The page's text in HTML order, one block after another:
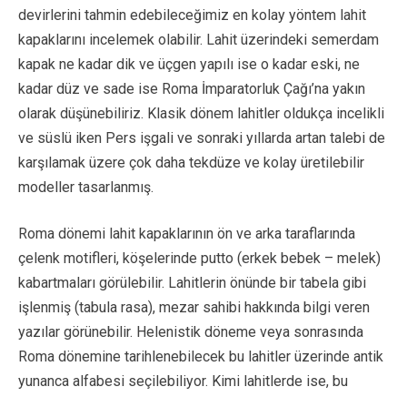
devirlerini tahmin edebileceğimiz en kolay yöntem lahit
kapaklarını incelemek olabilir. Lahit üzerindeki semerdam
kapak ne kadar dik ve üçgen yapılı ise o kadar eski, ne
kadar düz ve sade ise Roma İmparatorluk Çağı’na yakın
olarak düşünebiliriz. Klasik dönem lahitler oldukça incelikli
ve süslü iken Pers işgali ve sonraki yıllarda artan talebi de
karşılamak üzere çok daha tekdüze ve kolay üretilebilir
modeller tasarlanmış.
Roma dönemi lahit kapaklarının ön ve arka taraflarında
çelenk motifleri, köşelerinde putto (erkek bebek – melek)
kabartmaları görülebilir. Lahitlerin önünde bir tabela gibi
işlenmiş (tabula rasa), mezar sahibi hakkında bilgi veren
yazılar görünebilir. Helenistik döneme veya sonrasında
Roma dönemine tarihlenebilecek bu lahitler üzerinde antik
yunanca alfabesi seçilebiliyor. Kimi lahitlerde ise, bu